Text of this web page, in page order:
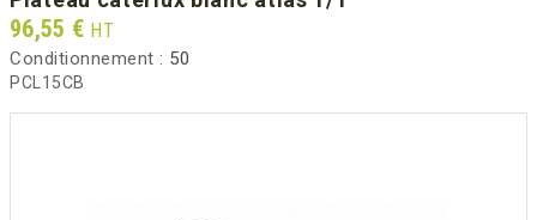
Prix
96,55 € HT
Conditionnement : 50
PCL15CB